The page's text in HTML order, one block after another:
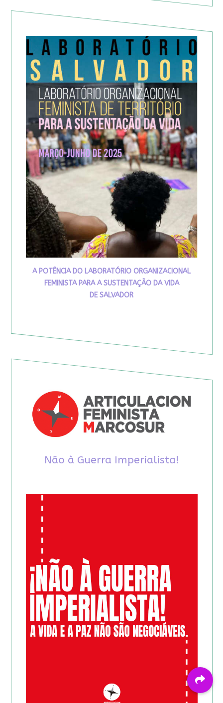
A POTÊNCIA DO LABORATÓRIO ORGANIZACIONAL
FEMINISTA PARA A SUSTENTAÇÃO DA VIDA
DE SALVADOR
Não à Guerra Imperialista!